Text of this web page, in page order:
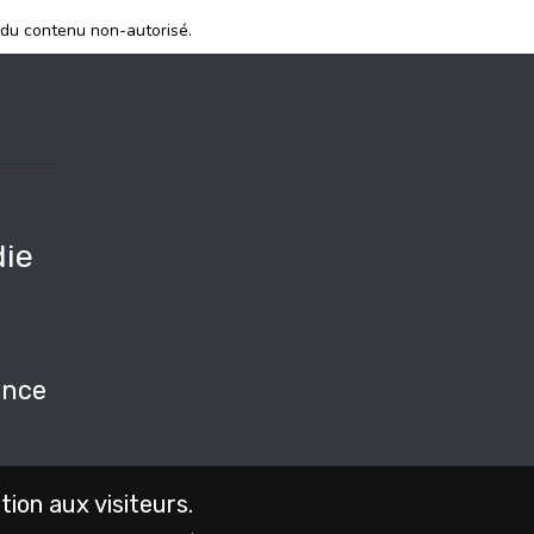
contenu non-autorisé.
aux visiteurs.